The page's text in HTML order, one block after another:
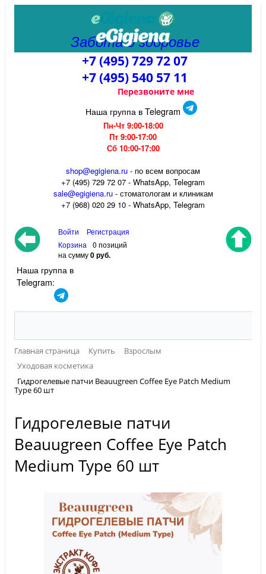
Забота о здоровье
+7 (495) 729 72 07
+7 (495) 540 57 11
Перезвоните мне
Наша группа в Telegram
Пн-Чт 9:00-18:00
Пт 9:00-17:00
Сб 10:00-17:00
shop@egigiena.ru - по всем вопросам
‎+7 (495) 729 72 07 - WhatsApp, Telegram
sale@egigiena.ru- стоматологам и клиникам
+7 (968) 020 29 10 - WhatsApp, Telegram
Войти
Регистрация
Корзина
0 позиций
на сумму0 руб.
Наша группа в
Telegram:
Главная страница Купить
Взрослым
Уходовая косметика
Гидрогелевые патчи Beauugreen Coffee Eye Patch Medium
Type 60 шт
Гидрогелевые патчи
Beauugreen Coffee Eye Patch
Medium Type 60 шт